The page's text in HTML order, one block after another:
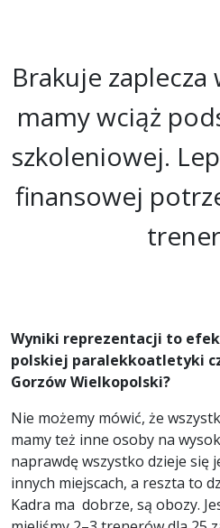
Brakuje zaplecza
mamy wciąż
szkoleniowej.
finansowej
Wyniki reprezentacji to
polskiej paralekkoatletyki
Gorzów Wielkopolski?
Nie możemy mówić, że
mamy też inne osoby na
naprawdę wszystko dzieje się
innych miejscach, a reszta to
Kadra ma dobrze, są obozy.